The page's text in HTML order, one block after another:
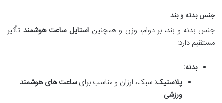
جنس بدنه و بند
جنس بدنه و بند، بر دوام، وزن و همچنین استایل ساعت هوشمند تأثیر
مستقیم دارد:
بدنه:
پلاستیک: سبک، ارزان و مناسب برایساعت های هوشمند
ورزشی.